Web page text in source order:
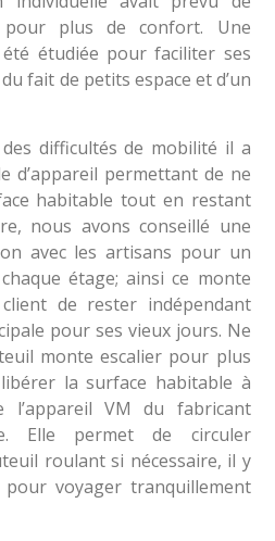
pour plus de confort. Une
étudiée pour faciliter ses
fait de petits espace et d’un
difficultés de mobilité il a
d’appareil permettant de ne
habitable tout en restant
nous avons conseillé une
avec les artisans pour un
étage; ainsi ce monte
de rester indépendant
pour ses vieux jours. Ne
monte escalier pour plus
la surface habitable à
l’appareil VM du fabricant
Elle permet de circuler
roulant si nécessaire, il y
voyager tranquillement